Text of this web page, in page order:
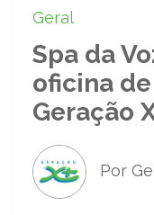
Geral
Spa da
oficina
Geração
Por